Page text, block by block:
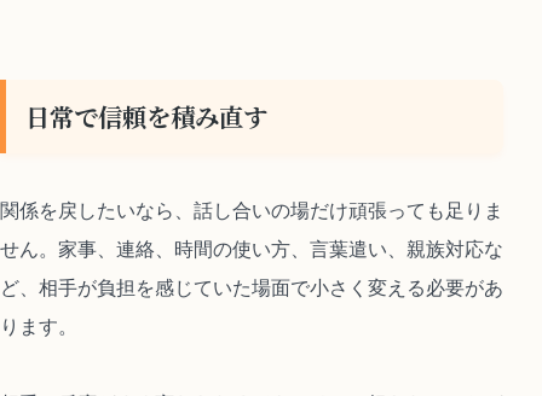
日常で信頼を積み直す
関係を戻したいなら、話し合いの場だけ頑張っても足りま
せん。家事、連絡、時間の使い方、言葉遣い、親族対応な
ど、相手が負担を感じていた場面で小さく変える必要があ
ります。